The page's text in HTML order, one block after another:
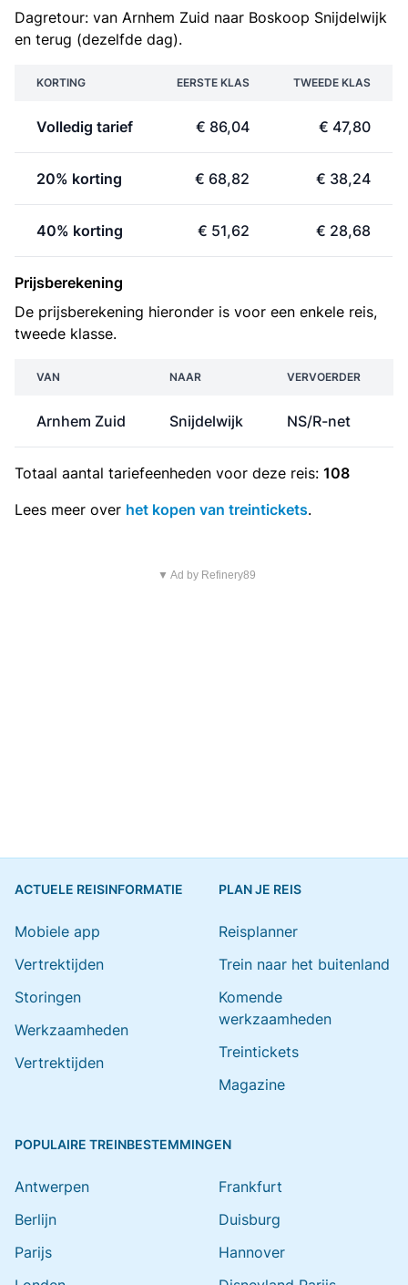
Dagretour: van Arnhem Zuid naar Boskoop Snijdelwijk
en terug (dezelfde dag).
KORTING EERSTE KLAS TWEEDE KLAS
Volledig tarief € 86,04 € 47,80
20% korting € 68,82 € 38,24
40% korting € 51,62 € 28,68
Prijsberekening
De prijsberekening hieronder is voor een enkele reis,
tweede klasse.
VAN NAAR VERVOERDER
Arnhem Zuid Snijdelwijk NS/R-net
Totaal aantal tariefeenheden voor deze reis: 108
Lees meer over het kopen van treintickets.
▼ Ad by Refinery89
ACTUELE REISINFORMATIE
Mobiele app
Vertrektijden
Storingen
Werkzaamheden
Vertrektijden
PLAN JE REIS
Reisplanner
Trein naar het buitenland
Komende
werkzaamheden
Treintickets
Magazine
POPULAIRE TREINBESTEMMINGEN
Antwerpen
Berlijn
Parijs
Frankfurt
Duisburg
Hannover